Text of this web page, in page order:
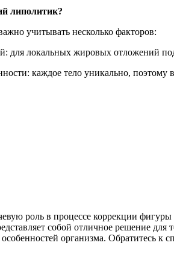
липолитик?
учитывать несколько факторов:
для локальных жировых отложений
каждое тело уникально,
роль в процессе коррекции
собой отличное решение
организма. Обратитесь к